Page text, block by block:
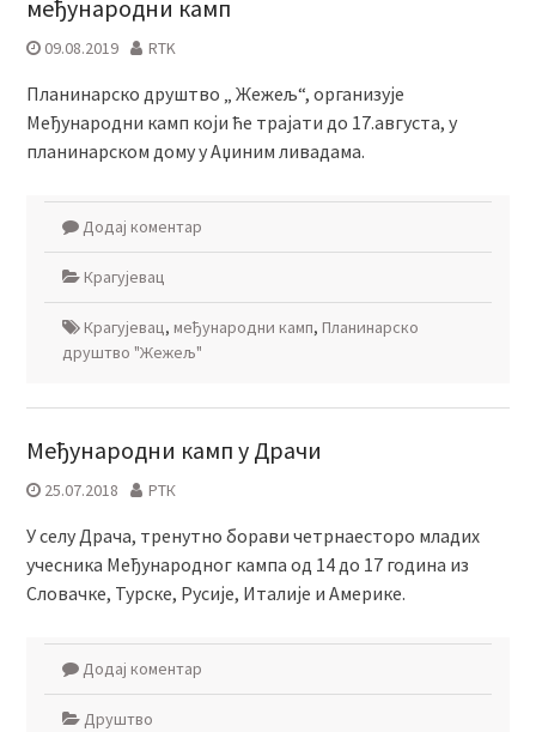
међународни камп
09.08.2019 RTK
Планинарско друштво „ Жежељ“, организује
Међународни камп који ће трајати до 17.августа, у
планинарском дому у Аџиним ливадама.
Додај коментар
Крагујевац
Крагујевац, међународни камп, Планинарско
друштво "Жежељ"
Међународни камп у Драчи
25.07.2018 РТК
У селу Драча, тренутно борави четрнаесторо младих
учесника Међународног кампа од 14 до 17 година из
Словачке, Турске, Русије, Италије и Америке.
Додај коментар
Друштво